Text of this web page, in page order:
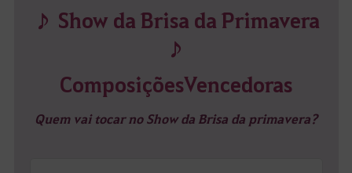
♪ Show da Brisa da Primavera
♪
Composições Vencedoras
Quem vai tocar no Show da Brisa da primavera?